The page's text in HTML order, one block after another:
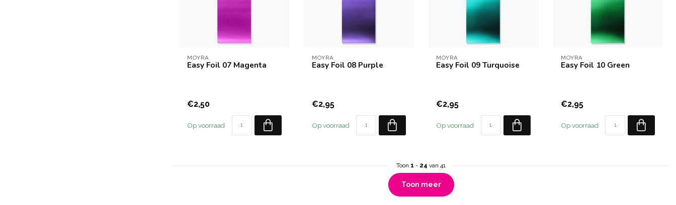
MOYRA
Easy Foil 07 Magenta
€2,50
Op voorraad
MOYRA
Easy Foil 08 Purple
€2,95
Op voorraad
MOYRA
Easy Foil 09 Turquoise
€2,95
Op voorraad
MOYRA
Easy Foil 10 Green
€2,95
Op voorraad
Toon 1 - 24 van 41
Toon meer